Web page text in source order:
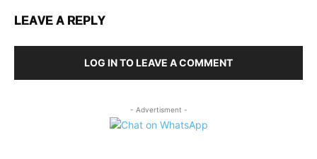
LEAVE A REPLY
LOG IN TO LEAVE A COMMENT
- Advertisment -